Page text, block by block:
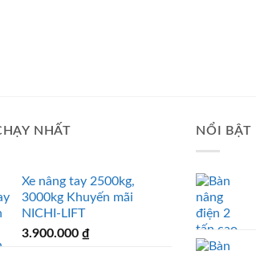
NHẤT
Xe nâng tay 2500kg,
3000kg Khuyến mãi
NICHI-LIFT
3.900.000 ₫
NỔI BẬT